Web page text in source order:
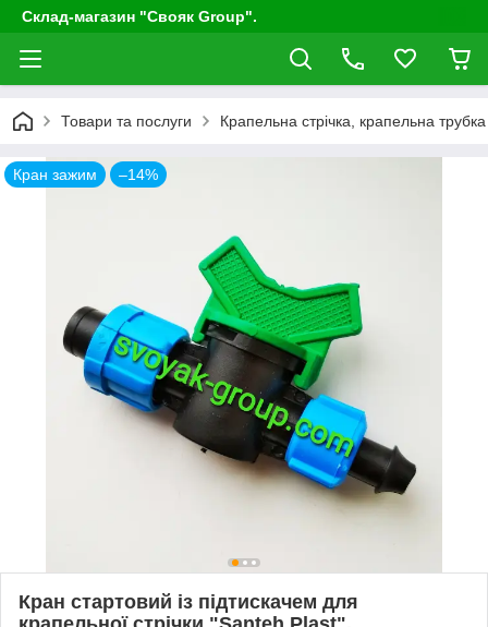
Склад-магазин "Свояк Group".
Товари та послуги Крапельна стрічка, крапельна
Кран зажим –14%
Кран стартовий із підтискачем для